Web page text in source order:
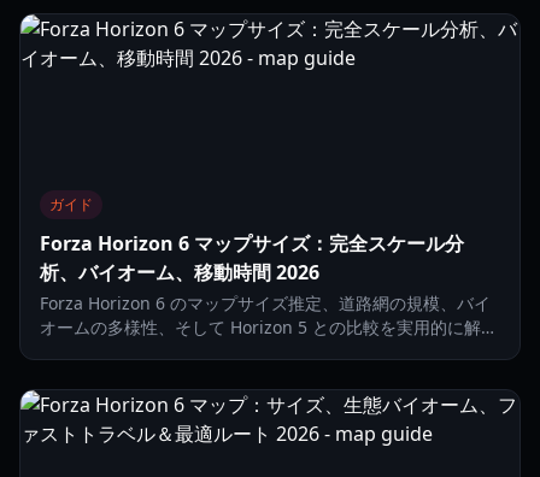
ガイド
Forza Horizon 6 マップサイズ：完全スケール分
析、バイオーム、移動時間 2026
Forza Horizon 6 のマップサイズ推定、道路網の規模、バイ
オームの多様性、そして Horizon 5 との比較を実用的に解説